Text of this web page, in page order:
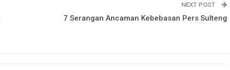
NEXT POST
7 Serangan Ancaman Kebebasan Pers Sulteng